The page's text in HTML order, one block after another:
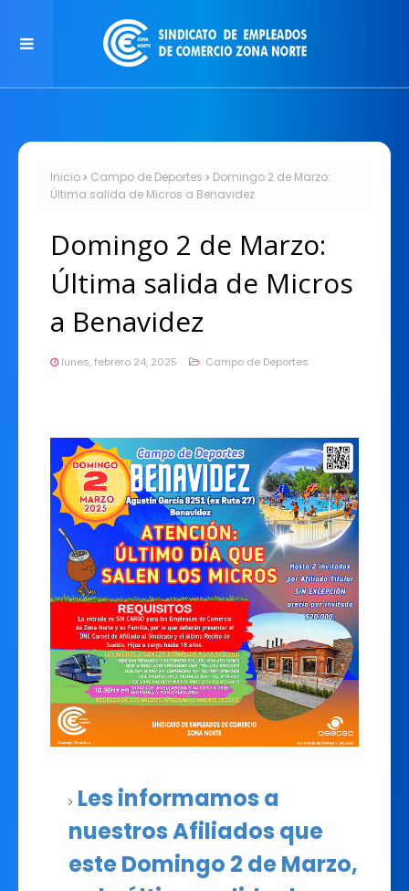
Inicio Campo de Deportes
Domingo 2 de Marzo:
Última salida de Micros a Benavidez
Domingo 2 de Marzo:
Última salida de Micros
a Benavidez
lunes, febrero 24, 2025 Campo de Deportes
Les informamos a
nuestros Afiliados que
este Domingo 2 de Marzo,